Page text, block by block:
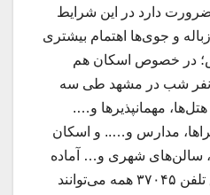
دارد در این شرایط
و جوی‌ها اهتمام بیشتری
در خصوص اسکان هم
نفر شب در مشهد طی سه
مهمانپذیرها و….
مدارس و….. و اسکان
سالن‌های شهری و… آماده
خدمت هستند که از طریق تلفن ۳۷۰۴۵ همه می‌توانند